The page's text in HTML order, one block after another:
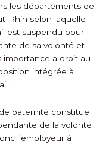
les départements de
Rhin selon laquelle
est suspendu pour
de sa volonté et
a droit au
intégrée à
paternité constitue
de la volonté
l’employeur à